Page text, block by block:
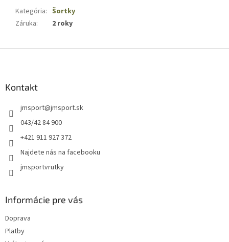
Kategória: Šortky
Záruka: 2 roky
Kontakt
jmsport@jmsport.sk
043/42 84 900
+421 911 927 372
Najdete nás na facebooku
jmsportvrutky
Informácie pre vás
Doprava
Platby